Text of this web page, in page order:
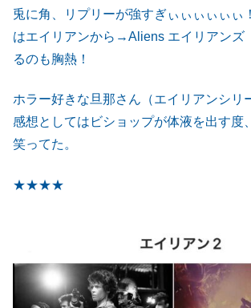
兎に角、リプリーが強すぎぃぃぃぃぃぃ
はエイリアンから→Aliens エイリアンズ
るのも胸熱！
ホラー好きな旦那さん（エイリアンシリ
感想としてはビショップが体液を出す度
笑ってた。
★★★★